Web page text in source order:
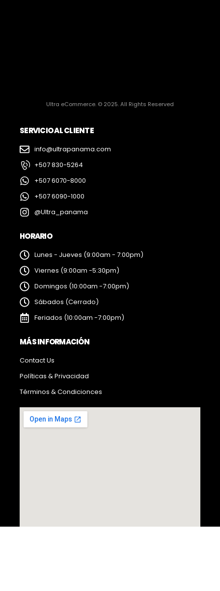
Ultra eCommerce. © 2025. All Rights Reserved
SERVICIO AL CLIENTE
info@ultrapanama.com
+507 830-5264
+507 6070-8000
+507 6090-1000
@Ultra_panama
HORARIO
Lunes - Jueves (9:00am - 7:00pm)
Viernes (9:00am -5:30pm)
Domingos (10:00am -7:00pm)
Sábados (Cerrado)
Feriados (10:00am -7:00pm)
MÁS INFORMACIÓN
Contact Us
Políticas & Privacidad
Términos & Condicionces